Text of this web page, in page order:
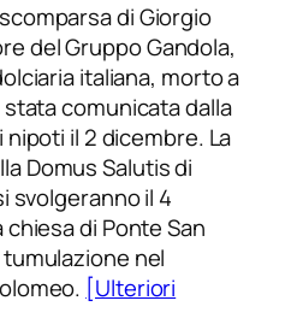
di Giorgio
del Gruppo Gandola,
italiana, morto a
stata comunicata dalla
nipoti il 2 dicembre. La
Domus Salutis di
svolgeranno il 4
chiesa di Ponte San
nel
[Ulteriori